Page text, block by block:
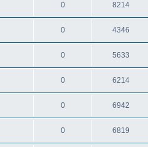
0 8214
0 4346
0 5633
0 6214
0 6942
0 6819